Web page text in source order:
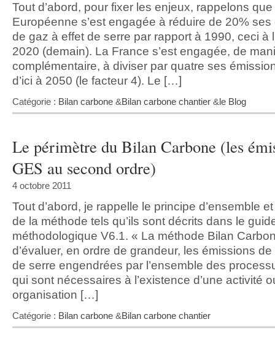
Tout d’abord, pour fixer les enjeux, rappelons que
Européenne s’est engagée à réduire de 20%
de gaz à effet de serre par rapport à 1990, ceci à
2020 (demain). La France s’est engagée, de
complémentaire, à diviser par quatre ses
d’ici à 2050 (le facteur 4). Le […]
Catégorie : Bilan carbone &Bilan carbone chantier & le Blog
Le périmètre du Bilan Carbone (les
GES au second ordre)
4 octobre 2011
Tout d’abord, je rappelle le principe d’ensemble
de la méthode tels qu’ils sont décrits dans le
méthodologique V6.1. « La méthode Bilan
d’évaluer, en ordre de grandeur, les émissions
de serre engendrées par l’ensemble des
qui sont nécessaires à l’existence d’une activité
organisation […]
Catégorie : Bilan carbone &Bilan carbone chantier